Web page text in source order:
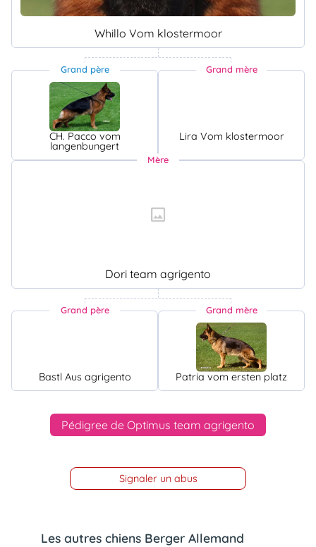
Whillo Vom klostermoor
Grand père
CH. Pacco vom
langenbungert
Grand mère
Lira Vom klostermoor
Mère
Dori team agrigento
Grand père
Bastl Aus agrigento
Grand mère
Patria vom ersten platz
Pédigree de Optimus team agrigento
Signaler un abus
Les autres chiens Berger Allemand